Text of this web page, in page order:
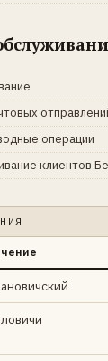
операции
клиентов